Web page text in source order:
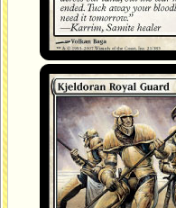
Garde royale du Kjeldor